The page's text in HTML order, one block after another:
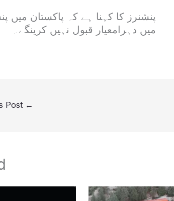
پنشنرز کا کہنا ہے کہ پاکستان میں
میں دہرامعیار قبول نہیں کرینگے۔
←